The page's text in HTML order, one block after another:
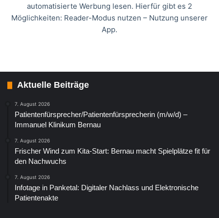
automatisierte Werbung lesen. Hierfür gibt es 2
Möglichkeiten: Reader-Modus nutzen – Nutzung unserer
App.
Aktuelle Beiträge
7. August 2026
Patientenfürsprecher/Patientenfürsprecherin (m/w/d) –
Immanuel Klinikum Bernau
7. August 2026
Frischer Wind zum Kita-Start: Bernau macht Spielplätze fit für
den Nachwuchs
7. August 2026
Infotage in Panketal: Digitaler Nachlass und Elektronische
Patientenakte